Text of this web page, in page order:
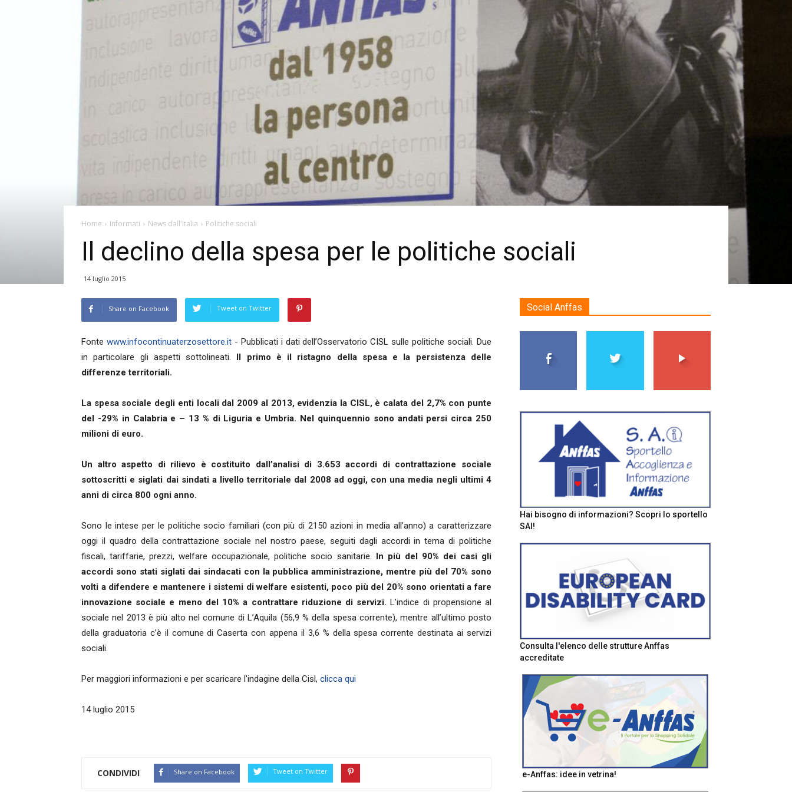
Home Informati News dall'Italia Politiche sociali
Il declino della spesa per le politiche sociali
14 luglio 2015
Share on Facebook Tweet on Twitter
Fonte www.infocontinuaterzosettore.it- Pubblicati i dati dell’Osservatorio CISL sulle politiche sociali. Due
in particolare gli aspetti sottolineati.
Il primo è il ristagno della spesa e la persistenza delle
differenze territoriali.
La spesa sociale degli enti locali dal 2009 al 2013, evidenzia la CISL, è calata del 2,7% con punte
del -29% in Calabria e – 13 % di Liguria e Umbria. Nel quinquennio sono andati persi circa 250
milioni di euro.
Un altro aspetto di rilievo è costituito dall’analisi di 3.653 accordi di contrattazione sociale
sottoscritti e siglati dai sindati a livello territoriale dal 2008 ad oggi, con una media negli ultimi 4
anni di circa 800 ogni anno.
Sono le intese per le politiche socio familiari (con più di 2150 azioni in media all’anno) a caratterizzare
oggi il quadro della contrattazione sociale nel nostro paese, seguiti dagli accordi in tema di politiche
fiscali, tariffarie, prezzi, welfare occupazionale, politiche socio sanitarie.
In più del 90% dei casi gli
accordi sono stati siglati dai sindacati con la pubblica amministrazione, mentre più del 70% sono
volti a difendere e mantenere i sistemi di welfare esistenti, poco più del 20% sono orientati a fare
innovazione sociale e meno del 10% a contrattare riduzione di servizi. L’indice di propensione al
sociale nel 2013 è più alto nel comune di L’Aquila (56,9 % della spesa corrente), mentre all’ultimo posto
della graduatoria c’è il comune di Caserta con appena il 3,6 % della spesa corrente destinata ai servizi
sociali.
Per maggiori informazioni e per scaricare l'indagine della Cisl, clicca qui
14 luglio 2015
CONDIVIDI Share on Facebook Tweet on Twitter
Social Anffas
Hai bisogno di informazioni? Scopri lo sportello
SAI!
Consulta l'elenco delle strutture Anffas
accreditate
e-Anffas: idee in vetrina!